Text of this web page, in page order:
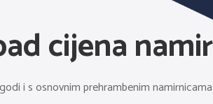
cijena
i s osnovnim prehrambenim